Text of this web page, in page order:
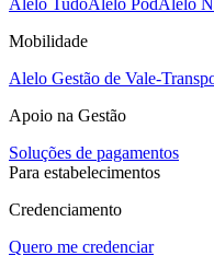
Alelo TudoAlelo PodAlelo
Mobilidade
Alelo Gestão de Vale-
Apoio na Gestão
Soluções de pagamentos
Para estabelecimentos
Credenciamento
Quero me credenciar